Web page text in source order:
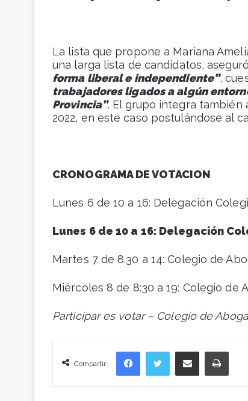
La lista que propone a Mariana
una larga lista de candidatos,
forma liberal e independiente”,
trabajadores ligados a algún
Provincia”. El grupo integra también
2022, en este caso postulándose al
CRONOGRAMA DE VOTACION
Lunes 6 de 10 a 16: Delegación
Lunes 6 de 10 a 16: Delegación
Martes 7 de 8.30 a 14: Colegio de
Miércoles 8 de 8:30 a 19: Colegio de
Participar es votar – Colegio de
Compartir
Facebook Compartir vía correo electrónico